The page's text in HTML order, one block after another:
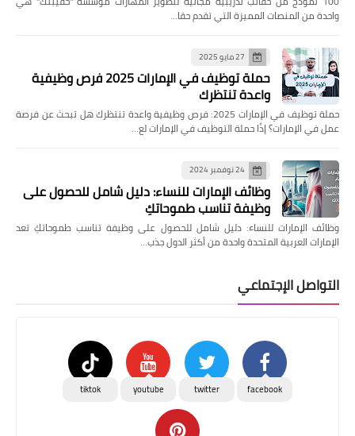
واحدة من المنصات المميزة التي تقدم حقا…
27 مايو 2025
حملة توظيف في الإمارات 2025 فرص وظيفية
واعدة تنتظرك
حملة توظيف في الإمارات 2025: فرص وظيفية واعدة تنتظرك هل تبحث عن فرصة
عمل في الإمارات؟ إذًا حملة التوظيف في الإمارات لع…
24 نوفمبر 2024
وظائف الإمارات للنساء: دليل شامل للحصول على
وظيفة تناسب طموحاتكِ
وظائف الإمارات للنساء: دليل شامل للحصول على وظيفة تناسب طموحاتكِ تعد
الإمارات العربية المتحدة واحدة من أكثر الدول جذب…
التواصل الإجتماعي
facebook
twitter
youtube
tiktok